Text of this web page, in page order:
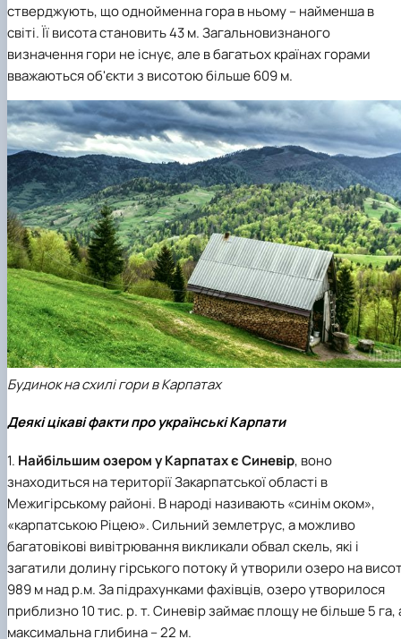
стверджують, що однойменна гора в ньому – найменша в
світі. Її висота становить 43 м. Загальновизнаного
визначення гори не існує, але в багатьох країнах горами
вважаються об'єкти з висотою більше 609 м.
Будинок на схилі гори в Карпатах
Деякі цікаві факти про українські Карпати
1. Найбільшим озером у Карпатах є Синевір, воно
знаходиться на території Закарпатської області в
Межигірському районі. В народі називають «синім оком»,
«карпатською Ріцею». Сильний землетрус, а можливо
багатовікові вивітрювання викликали обвал скель, які і
загатили долину гірського потоку й утворили озеро на
989 м над р.м. За підрахунками фахівців, озеро утворилося
приблизно 10 тис. р. т. Синевір займає площу не більше 5 га,
максимальна глибина – 22 м.